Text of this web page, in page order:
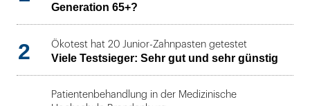
Generation 65+?
2 Ökotest hat 20 Junior-Zahnpasten getestet
Viele Testsieger: Sehr gut und sehr günstig
Patientenbehandlung in der Medizinische